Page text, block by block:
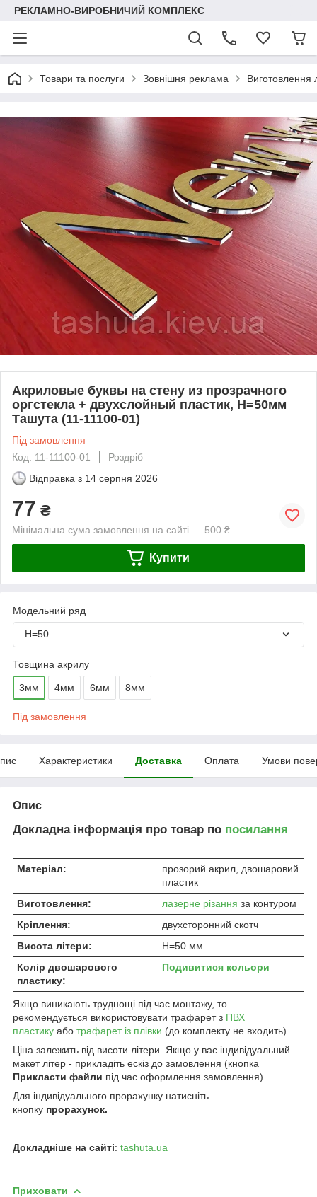
РЕКЛАМНО-ВИРОБНИЧИЙ КОМПЛЕКС
Товари та послуги Зовнішня реклама Виготовлення
Акриловые буквы на стену из прозрачного
оргстекла + двухслойный пластик, H=50мм
Ташута (11-11100-01)
Під замовлення
Код: 11-11100-01
Роздріб
Відправка з 14 серпня 2026
77 ₴
Мінімальна сума замовлення на сайті — 500 ₴
Купити
Модельний ряд
Н=50
Товщина акрилу
3мм 4мм 6мм 8мм
Під замовлення
Характеристики Доставка Оплата Умови
Опис
Докладна інформація про товар по посилання
Матеріал:
прозорий акрил, двошаровий
пластик
Виготовлення:
лазерне різання за контуром
Кріплення:
двухсторонний скотч
Висота літери:
H=50 мм
Колір двошарового
пластику:
Подивитися кольори
Якщо виникають труднощі під час монтажу, то
рекомендується використовувати трафарет з ПВХ
пластику або трафарет із плівки (до комплекту не входить).
Ціна залежить від висоти літери. Якщо у вас індивідуальний
макет літер - прикладіть ескіз до замовлення (кнопка
Прикласти файли під час оформлення замовлення).
Для індивідуального прорахунку натисніть
кнопку прорахунок.
Докладніше на сайті: tashuta.ua
Приховати